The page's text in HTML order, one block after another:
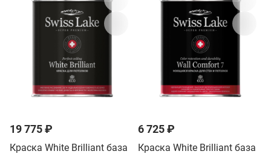
19 775 ₽
Краска White Brilliant база
6 725 ₽
Краска White Brilliant база